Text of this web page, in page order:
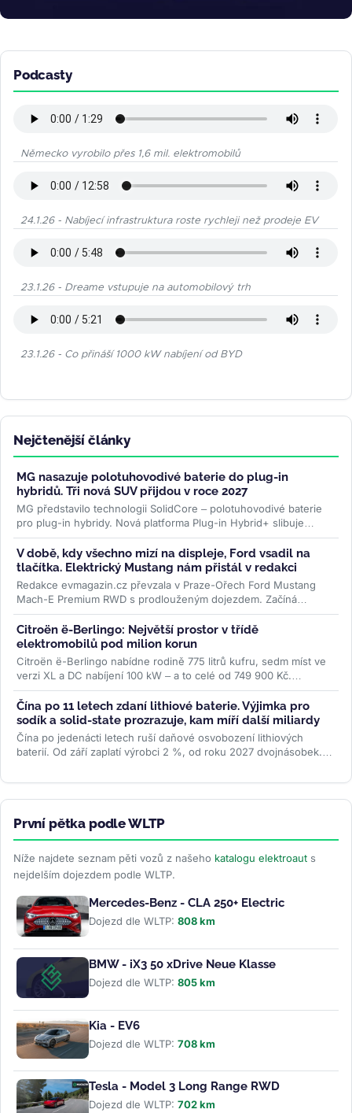
Podcasty
Německo vyrobilo přes 1,6 mil. elektromobilů
24.1.26 - Nabíjecí infrastruktura roste rychleji než prodeje EV
23.1.26 - Dreame vstupuje na automobilový trh
23.1.26 - Co přináší 1000 kW nabíjení od BYD
Nejčtenější články
MG nasazuje polotuhovodivé baterie do plug-in
hybridů. Tři nová SUV přijdou v roce 2027
MG představilo technologii SolidCore – polotuhovodivé baterie
pro plug-in hybridy. Nová platforma Plug-in Hybrid+ slibuje
stabilní výkon i v...>>
V době, kdy všechno mizí na displeje, Ford vsadil na
tlačítka. Elektrický Mustang nám přistál v redakci
Redakce evmagazin.cz převzala v Praze-Ořech Ford Mustang
Mach-E Premium RWD s prodlouženým dojezdem. Začíná
půlroční test, ve kterém...>>
Citroën ë-Berlingo: Největší prostor v třídě
elektromobilů pod milion korun
Citroën ë-Berlingo nabídne rodině 775 litrů kufru, sedm míst ve
verzi XL a DC nabíjení 100 kW – a to celé od 749 900 Kč.
Praktický...>>
Čína po 11 letech zdaní lithiové baterie. Výjimka pro
sodík a solid-state prozrazuje, kam míří další miliardy
Čína po jedenácti letech ruší daňové osvobození lithiových
baterií. Od září zaplatí výrobci 2 %, od roku 2027 dvojnásobek.
První pětka podle WLTP
Níže najdete seznam pěti vozů z našeho katalogu elektroaut s
nejdelším dojezdem podle WLTP.
Mercedes-Benz - CLA 250+ Electric
Dojezd dle WLTP: 808 km
BMW - iX3 50 xDrive Neue Klasse
Dojezd dle WLTP: 805 km
Kia - EV6
Dojezd dle WLTP: 708 km
Tesla - Model 3 Long Range RWD
Dojezd dle WLTP: 702 km